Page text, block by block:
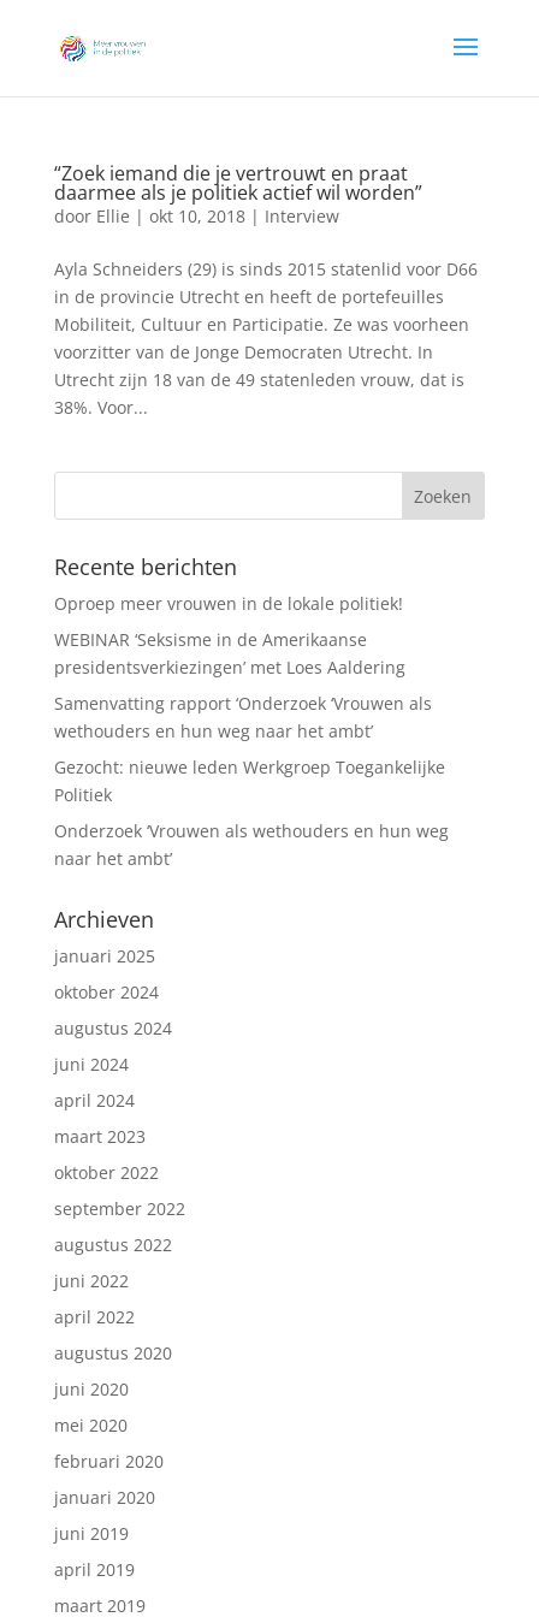
“Zoek iemand die je vertrouwt en praat
daarmee als je politiek actief wil worden”
door Ellie | okt 10, 2018| Interview
Ayla Schneiders (29) is sinds 2015 statenlid voor D66
in de provincie Utrecht en heeft de portefeuilles
Mobiliteit, Cultuur en Participatie. Ze was voorheen
voorzitter van de Jonge Democraten Utrecht. In
Utrecht zijn 18 van de 49 statenleden vrouw, dat is
38%. Voor...
Recente berichten
Oproep meer vrouwen in de lokale politiek!
WEBINAR ‘Seksisme in de Amerikaanse
presidentsverkiezingen’ met Loes Aaldering
Samenvatting rapport ‘Onderzoek ‘Vrouwen als
wethouders en hun weg naar het ambt’
Gezocht: nieuwe leden Werkgroep Toegankelijke
Politiek
Onderzoek ‘Vrouwen als wethouders en hun weg
naar het ambt’
Archieven
januari 2025
oktober 2024
augustus 2024
juni 2024
april 2024
maart 2023
oktober 2022
september 2022
augustus 2022
juni 2022
april 2022
augustus 2020
juni 2020
mei 2020
februari 2020
januari 2020
juni 2019
april 2019
maart 2019